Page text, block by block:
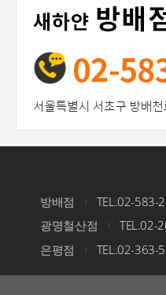
방배점 I TEL.02-583-
광명철산점
I TEL.02-
은평점
I TEL.02-363-